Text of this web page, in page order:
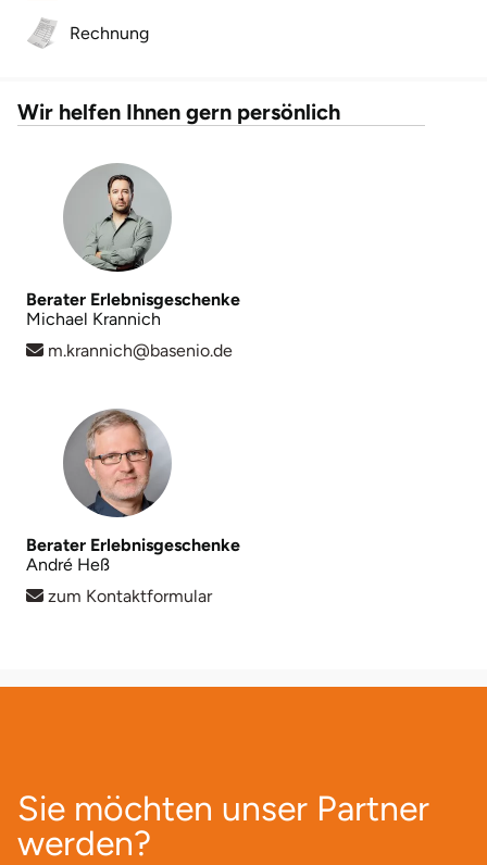
Rechnung
Wir helfen Ihnen gern persönlich
Berater Erlebnisgeschenke
Michael Krannich
m.krannich@basenio.de
Berater Erlebnisgeschenke
André Heß
zum Kontaktformular
Sie möchten unser Partner
werden?